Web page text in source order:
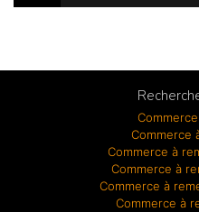
Commerce
Commerce à
Commerce à
Commerce à
Commerce à